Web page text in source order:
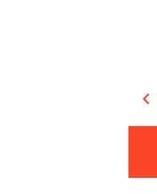
chevron_left